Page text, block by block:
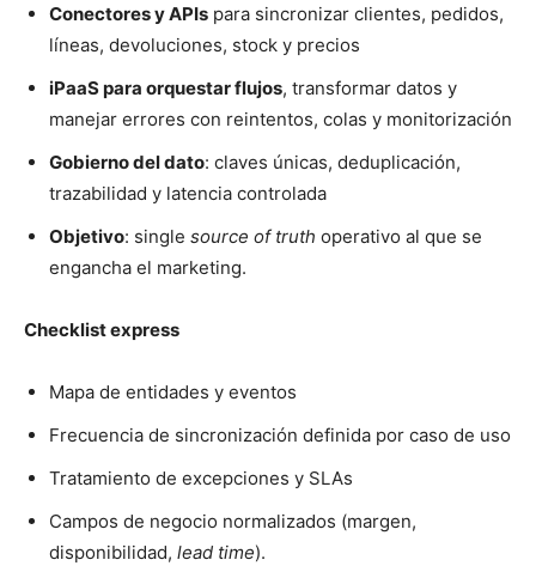
Conectores y APIs para sincronizar clientes, pedidos,
líneas, devoluciones, stock y precios
iPaaS para orquestar flujos, transformar datos y
manejar errores con reintentos, colas y monitorización
Gobierno del dato: claves únicas, deduplicación,
trazabilidad y latencia controlada
Objetivo: single source of truth operativo al que se
engancha el marketing.
Checklist express
Mapa de entidades y eventos
Frecuencia de sincronización definida por caso de uso
Tratamiento de excepciones y SLAs
Campos de negocio normalizados (margen,
disponibilidad, lead time).